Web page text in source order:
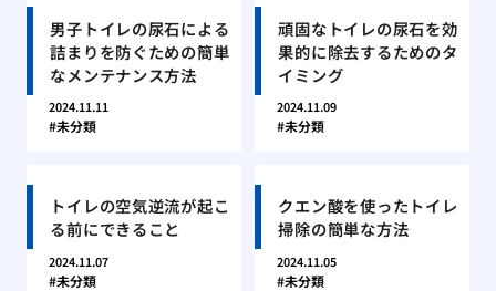
男子トイレの尿石による
詰まりを防ぐための簡単
なメンテナンス方法
2024.11.11
未分類
頑固なトイレの尿石を効
果的に除去するためのタ
イミング
2024.11.09
未分類
トイレの空気逆流が起こ
る前にできること
2024.11.07
未分類
クエン酸を使ったトイレ
掃除の簡単な方法
2024.11.05
未分類